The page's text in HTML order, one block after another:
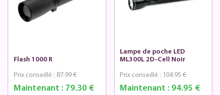
Flash 1000 R
Maintenant :79.30 €
Prix conseillé : 87.99 €
Lampe de poche LED
ML300L 2D-Cell Noir
Maintenant : 94.95 €
Prix conseillé : 104.95 €